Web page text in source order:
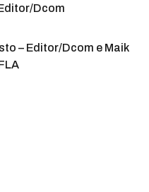
Dcom
– Editor/Dcom e Maik